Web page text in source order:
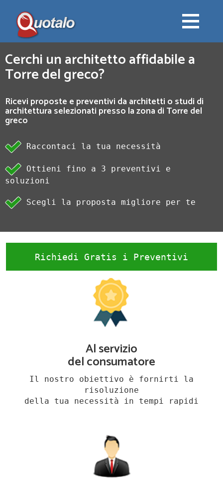
Cerchi un architetto affidabile a
Torre del greco?
Ricevi proposte e preventivi da architetti o studi di
architettura selezionati presso la zona di Torre del
greco
Raccontaci la tua necessità
Ottieni fino a 3 preventivi e
soluzioni
Scegli la proposta migliore per te
Richiedi Gratis i Preventivi
Al servizio
del consumatore
Il nostro obiettivo è fornirti la
risoluzione
della tua necessità in tempi rapidi